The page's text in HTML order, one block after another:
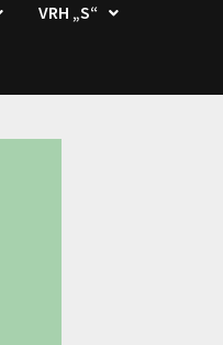
VRH „S“